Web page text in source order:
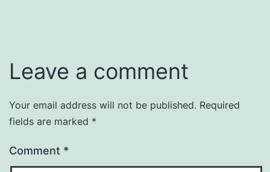
Leave a comment
Your email address will not be published. Required
fields are marked *
Comment *